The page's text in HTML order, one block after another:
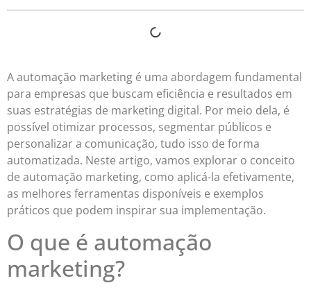
A automação marketing é uma abordagem fundamental
para empresas que buscam eficiência e resultados em
suas estratégias de marketing digital. Por meio dela, é
possível otimizar processos, segmentar públicos e
personalizar a comunicação, tudo isso de forma
automatizada. Neste artigo, vamos explorar o conceito
de automação marketing, como aplicá-la efetivamente,
as melhores ferramentas disponíveis e exemplos
práticos que podem inspirar sua implementação.
O que é automação
marketing?